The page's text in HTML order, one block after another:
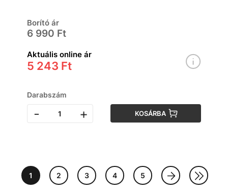
Borító ár
6 990 Ft
Aktuális online ár
5 243 Ft
Darabszám
- + KOSÁRBA
1 2 3 4 5